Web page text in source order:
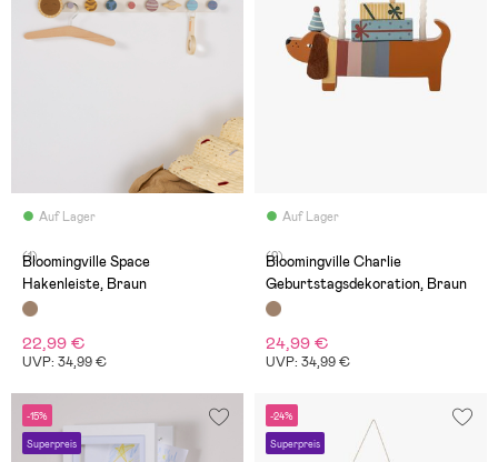
Auf Lager
(1)
Bloomingville Space
Hakenleiste, Braun
22,99 €
UVP: 34,99 €
Auf Lager
(2)
Bloomingville Charlie
Geburtstagsdekoration, Braun
24,99 €
UVP: 34,99 €
-15%
Superpreis
-24%
Superpreis